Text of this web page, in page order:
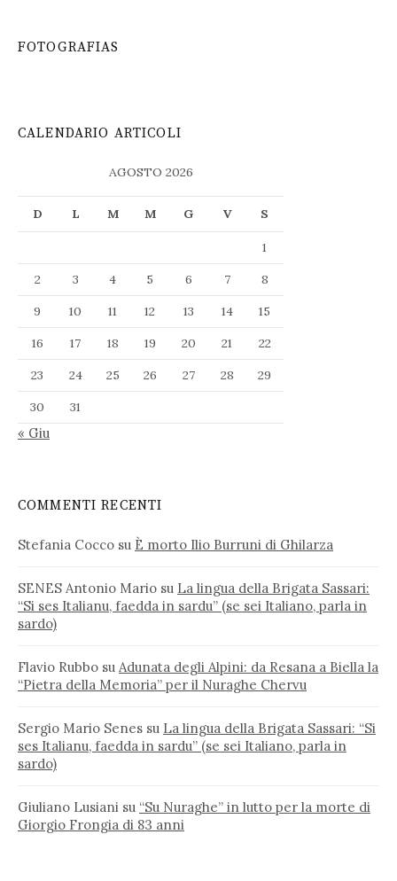
FOTOGRAFIAS
CALENDARIO ARTICOLI
AGOSTO 2026
D L M M G V S
1
2
3 4 5 6 7
8
9
10 11 12 13 14
15
16
17 18 19 20 21
22
23
24 25 26 27 28
29
30
31
« Giu
COMMENTI RECENTI
Stefania Cocco su È morto Ilio Burruni di Ghilarza
SENES Antonio Mario su La lingua della Brigata Sassari:
“Si ses Italianu, faedda in sardu” (se sei Italiano, parla in
sardo)
Flavio Rubbo su Adunata degli Alpini: da Resana a Biella la
“Pietra della Memoria” per il Nuraghe Chervu
Sergio Mario Senes su La lingua della Brigata Sassari: “Si
ses Italianu, faedda in sardu” (se sei Italiano, parla in
sardo)
Giuliano Lusiani su “Su Nuraghe” in lutto per la morte di
Giorgio Frongia di 83 anni